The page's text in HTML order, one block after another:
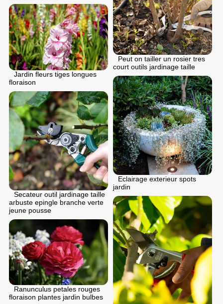
Peut on tailler un rosier tres
court outils jardinage taille
Jardin fleurs tiges longues
floraison
Eclairage exterieur spots
jardin
Secateur outil jardinage taille
arbuste epingle branche verte
jeune pousse
Ranunculus petales rouges
floraison plantes jardin bulbes